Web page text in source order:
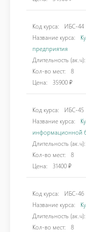
Код курса:
ИБС-44
Название курса:
предприятия
Длительность (ак.ч):
Кол-во мест:
8
Цена:
35900 ₽
Код курса:
ИБС-45
Название курса:
информационной
Длительность (ак.ч):
Кол-во мест:
8
Цена:
31400 ₽
Код курса:
ИБС-46
Название курса:
Длительность (ак.ч):
Кол-во мест:
8